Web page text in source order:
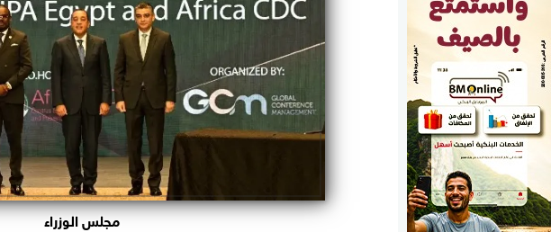
مجلس الوزراء